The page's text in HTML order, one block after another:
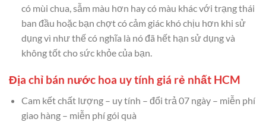
có mùi chua, sẫm màu hơn hay có màu khác với trạng thái
ban đầu hoặc bạn chợt có cảm giác khó chịu hơn khi sử
dụng vì như thế có nghĩa là nó đã hết hạn sử dụng và
không tốt cho sức khỏe của bạn.
Địa chỉ bán nước hoa uy tính giá rẻ nhất HCM
Cam kết chất lượng – uy tính – đổi trả 07 ngày – miễn phí
giao hàng – miễn phí gói quà